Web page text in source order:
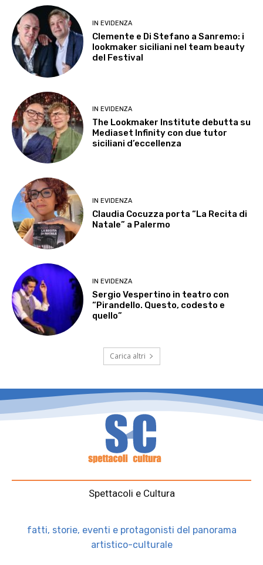
IN EVIDENZA
Clemente e Di Stefano a Sanremo: i
lookmaker siciliani nel team beauty
del Festival
IN EVIDENZA
The Lookmaker Institute debutta su
Mediaset Infinity con due tutor
siciliani d’eccellenza
IN EVIDENZA
Claudia Cocuzza porta “La Recita di
Natale” a Palermo
IN EVIDENZA
Sergio Vespertino in teatro con
“Pirandello. Questo, codesto e
quello”
Carica altri
Spettacoli e Cultura
fatti, storie, eventi e protagonisti del panorama
artistico-culturale